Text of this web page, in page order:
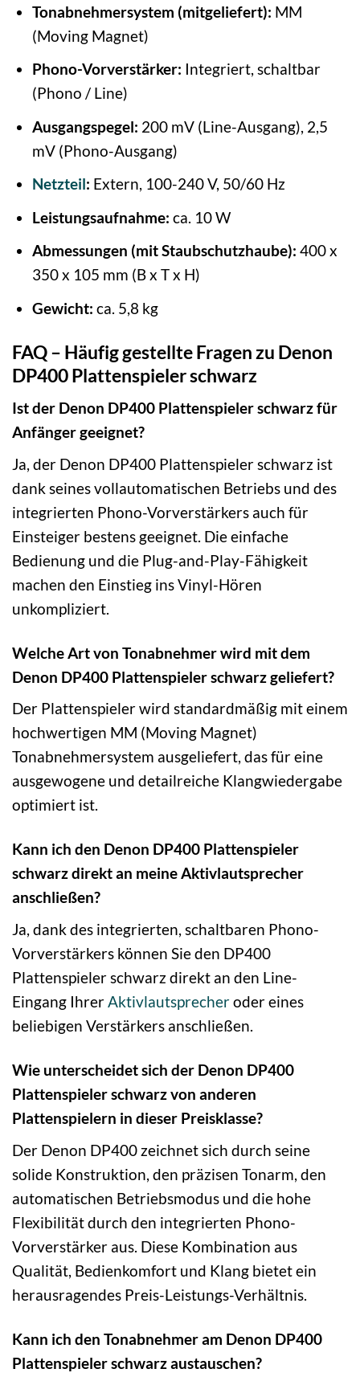
Tonabnehmersystem (mitgeliefert): MM
(Moving Magnet)
Phono-Vorverstärker: Integriert, schaltbar
(Phono / Line)
Ausgangspegel: 200 mV (Line-Ausgang), 2,5
mV (Phono-Ausgang)
Netzteil: Extern, 100-240 V, 50/60 Hz
Leistungsaufnahme: ca. 10 W
Abmessungen (mit Staubschutzhaube): 400 x
350 x 105 mm (B x T x H)
Gewicht: ca. 5,8 kg
FAQ – Häufig gestellte Fragen zu Denon
DP400 Plattenspieler schwarz
Ist der Denon DP400 Plattenspieler schwarz für
Anfänger geeignet?
Ja, der Denon DP400 Plattenspieler schwarz ist
dank seines vollautomatischen Betriebs und des
integrierten Phono-Vorverstärkers auch für
Einsteiger bestens geeignet. Die einfache
Bedienung und die Plug-and-Play-Fähigkeit
machen den Einstieg ins Vinyl-Hören
unkompliziert.
Welche Art von Tonabnehmer wird mit dem
Denon DP400 Plattenspieler schwarz geliefert?
Der Plattenspieler wird standardmäßig mit einem
hochwertigen MM (Moving Magnet)
Tonabnehmersystem ausgeliefert, das für eine
ausgewogene und detailreiche Klangwiedergabe
optimiert ist.
Kann ich den Denon DP400 Plattenspieler
schwarz direkt an meine Aktivlautsprecher
anschließen?
Ja, dank des integrierten, schaltbaren Phono-
Vorverstärkers können Sie den DP400
Plattenspieler schwarz direkt an den Line-
Eingang IhrerAktivlautsprecheroder eines
beliebigen Verstärkers anschließen.
Wie unterscheidet sich der Denon DP400
Plattenspieler schwarz von anderen
Plattenspielern in dieser Preisklasse?
Der Denon DP400 zeichnet sich durch seine
solide Konstruktion, den präzisen Tonarm, den
automatischen Betriebsmodus und die hohe
Flexibilität durch den integrierten Phono-
Vorverstärker aus. Diese Kombination aus
Qualität, Bedienkomfort und Klang bietet ein
herausragendes Preis-Leistungs-Verhältnis.
Kann ich den Tonabnehmer am Denon DP400
Plattenspieler schwarz austauschen?